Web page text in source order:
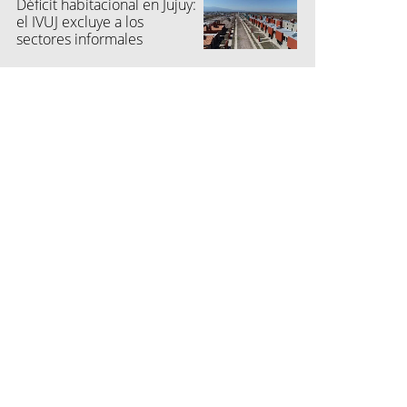
Déficit habitacional en Jujuy:
el IVUJ excluye a los
sectores informales